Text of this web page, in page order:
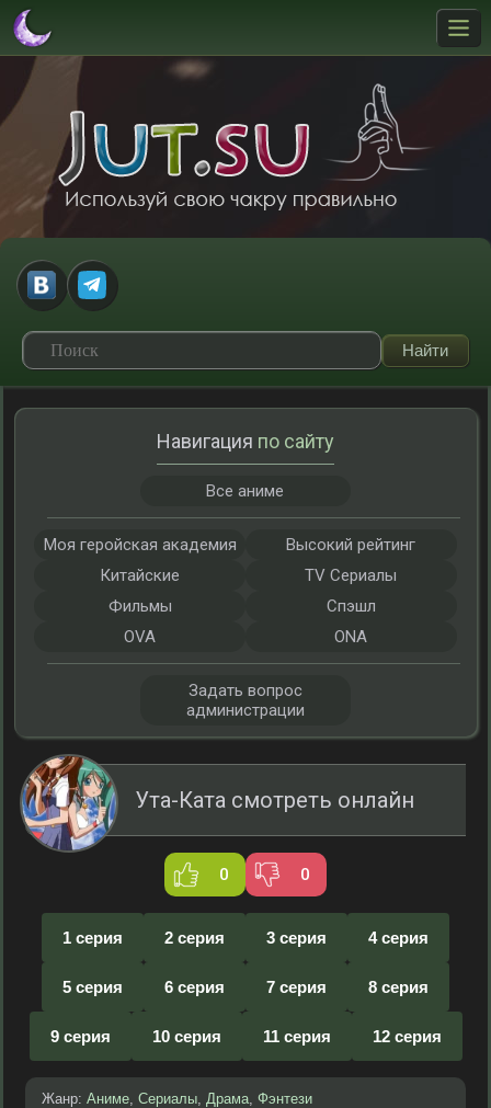
Ута-Ката смотреть онлайн
0 0
1 серия 2 серия 3 серия 4 серия
5 серия 6 серия 7 серия 8 серия
9 серия 10 серия 11 серия 12 серия
Жанр: Аниме, Сериалы, Драма, Фэнтези
Навигация по сайту
Все аниме
Моя геройская академия
Высокий рейтинг
Китайские
TV Сериалы
Фильмы
Спэшл
OVA
ONA
Задать вопрос
администрации